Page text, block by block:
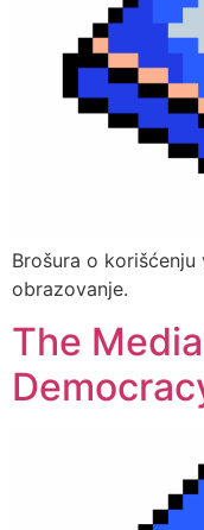
Brošura o
obrazovanje.
The